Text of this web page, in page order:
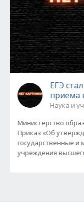
ЕГЭ
приема
Наука и
Министерство
Приказ «Об
государственные
учреждения